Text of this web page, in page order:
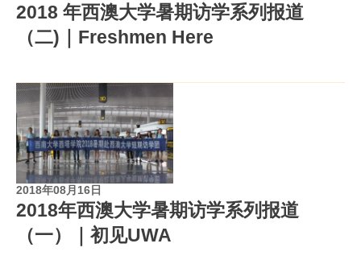
2018 年西澳大学暑期访学系列报道
（二)｜Freshmen Here
2018年08月16日
2018年西澳大学暑期访学系列报道
（一）｜初见UWA